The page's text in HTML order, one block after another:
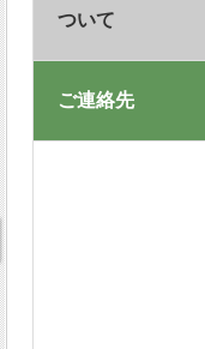
ついて
ご連絡先